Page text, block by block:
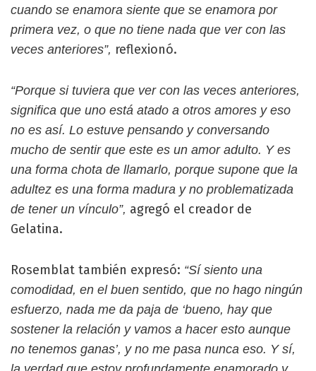
cuando se enamora siente que se enamora por
primera vez, o que no tiene nada que ver con las
veces anteriores”, reflexionó.
“Porque si tuviera que ver con las veces anteriores,
significa que uno está atado a otros amores y eso
no es así. Lo estuve pensando y conversando
mucho de sentir que este es un amor adulto. Y es
una forma chota de llamarlo, porque supone que la
adultez es una forma madura y no problematizada
de tener un vínculo”, agregó el creador de
Gelatina.
Rosemblat también expresó: “Sí siento una
comodidad, en el buen sentido, que no hago ningún
esfuerzo, nada me da paja de ‘bueno, hay que
sostener la relación y vamos a hacer esto aunque
no tenemos ganas’, y no me pasa nunca eso. Y sí,